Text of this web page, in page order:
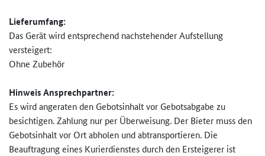
Lieferumfang:
Das Gerät wird entsprechend nachstehender Aufstellung
versteigert:
Ohne Zubehör
Hinweis Ansprechpartner:
Es wird angeraten den Gebotsinhalt vor Gebotsabgabe zu
besichtigen. Zahlung nur per Überweisung. Der Bieter muss den
Gebotsinhalt vor Ort abholen und abtransportieren. Die
Beauftragung eines Kurierdienstes durch den Ersteigerer ist